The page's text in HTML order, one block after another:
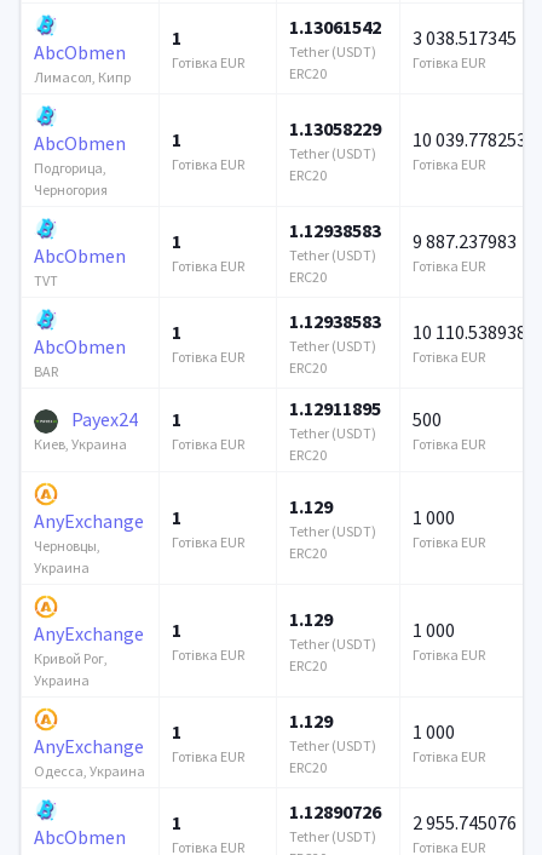
AbcObmen
Лимасол, Кипр
1
Готівка EUR
1.13061542
Tether (USDT)
ERC20
3 038.517345
Готівка EUR
AbcObmen
Подгорица,
Черногория
1
Готівка EUR
1.13058229
Tether (USDT)
ERC20
10 039.778253
Готівка EUR
AbcObmen
TVT
1
Готівка EUR
1.12938583
Tether (USDT)
ERC20
9 887.237983
Готівка EUR
AbcObmen
BAR
1
Готівка EUR
1.12938583
Tether (USDT)
ERC20
10 110.538938
Готівка EUR
Payex24
Киев, Украина
1
Готівка EUR
1.12911895
Tether (USDT)
ERC20
500
Готівка EUR
AnyExchange
Черновцы,
Украина
1
Готівка EUR
1.129
Tether (USDT)
ERC20
1 000
Готівка EUR
AnyExchange
Кривой Рог,
Украина
1
Готівка EUR
1.129
Tether (USDT)
ERC20
1 000
Готівка EUR
AnyExchange
Одесса, Украина
1
Готівка EUR
1.129
Tether (USDT)
ERC20
1 000
Готівка EUR
AbcObmen
1
Готівка EUR
1.12890726
Tether (USDT)
2 955.745076
Готівка EUR